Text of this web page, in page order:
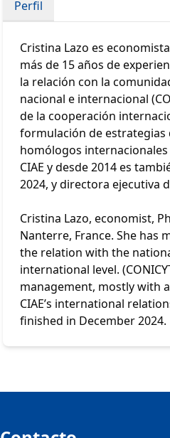
Perfil
Cristina Lazo es
más de 15 años de
la relación con la
nacional e internacional
de la cooperación
formulación de estrategias
homólogos internacionales
CIAE y desde 2014 es
2024, y directora ejecutiva
Cristina Lazo, economist,
Nanterre, France. She has
the relation with the
international level.
management, mostly with
CIAE’s international
finished in December 2024.